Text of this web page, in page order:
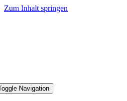
Zum Inhalt springen
Navigation